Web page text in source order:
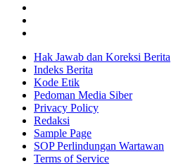
Hak Jawab dan Koreksi Berita
Indeks Berita
Kode Etik
Pedoman Media Siber
Privacy Policy
Redaksi
Sample Page
SOP Perlindungan Wartawan
Terms of Service